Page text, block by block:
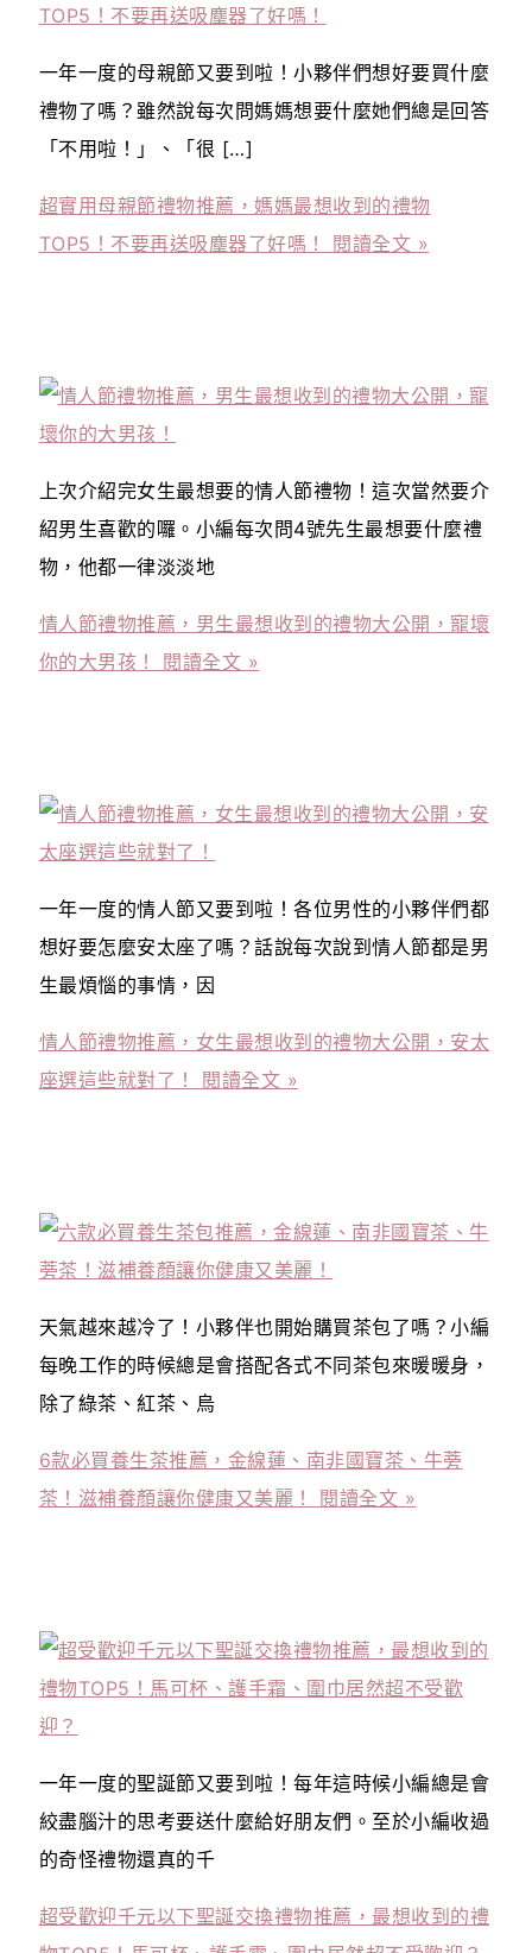
一年一度的母親節又要到啦！小夥伴們想好要買什麼
禮物了嗎？雖然說每次問媽媽想要什麼她們總是回答
「不用啦！」、「很 […]
超實用母親節禮物推薦，媽媽最想收到的禮物
TOP5！不要再送吸塵器了好嗎！
閱讀全文 »
上次介紹完女生最想要的情人節禮物！這次當然要介
紹男生喜歡的囉。小編每次問4號先生最想要什麼禮
物，他都一律淡淡地
情人節禮物推薦，男生最想收到的禮物大公開，寵壞
你的大男孩！
閱讀全文 »
一年一度的情人節又要到啦！各位男性的小夥伴們都
想好要怎麼安太座了嗎？話說每次說到情人節都是男
生最煩惱的事情，因
情人節禮物推薦，女生最想收到的禮物大公開，安太
座選這些就對了！
閱讀全文 »
天氣越來越冷了！小夥伴也開始購買茶包了嗎？小編
每晚工作的時候總是會搭配各式不同茶包來暖暖身，
除了綠茶、紅茶、烏
6款必買養生茶推薦，金線蓮、南非國寶茶、牛蒡
茶！滋補養顏讓你健康又美麗！
閱讀全文 »
一年一度的聖誕節又要到啦！每年這時候小編總是會
絞盡腦汁的思考要送什麼給好朋友們。至於小編收過
的奇怪禮物還真的千
超受歡迎千元以下聖誕交換禮物推薦，最想收到的禮